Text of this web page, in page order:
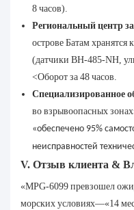
8 часов).
Региональный центр
острове Батам
(датчики BH-485-NH,
<Оборот за 48 часов.
Специализированное
во взрывоопасных
«обеспечено 95%
неисправностей
V. Отзыв клиента &
«MPG-6099 превзошел
морских условиях—«14